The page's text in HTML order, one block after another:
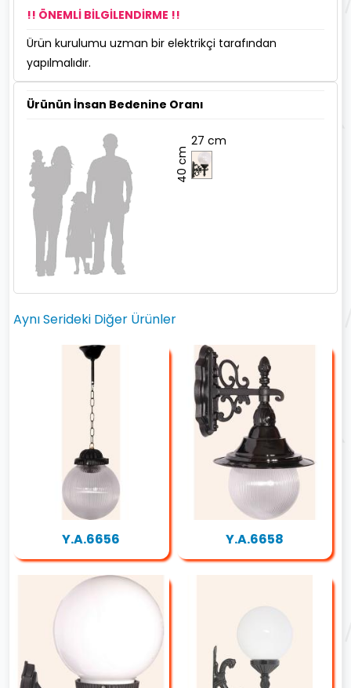
!! ÖNEMLİ BİLGİLENDİRME !!
Ürün kurulumu uzman bir elektrikçi tarafından
yapılmalıdır.
Ürünün İnsan Bedenine Oranı
27 cm
40 cm
Aynı Serideki Diğer Ürünler
Y.A.6656 Y.A.6658